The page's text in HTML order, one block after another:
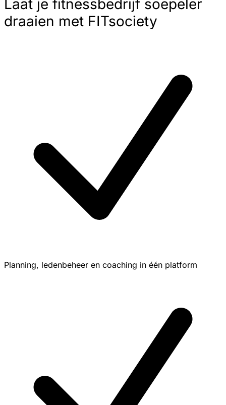
Laat je fitnessbedrijf soepeler
draaien met FITsociety
Planning, ledenbeheer en coaching in één platform